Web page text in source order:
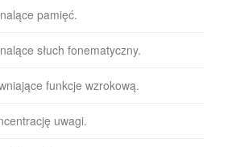
pamięć.
słuch fonematyczny.
funkcje wzrokową.
uwagi.